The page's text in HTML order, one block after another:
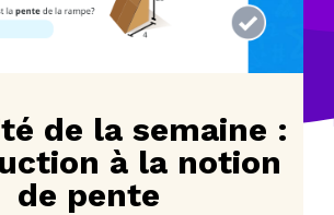
de la semaine :
à la notion
de pente